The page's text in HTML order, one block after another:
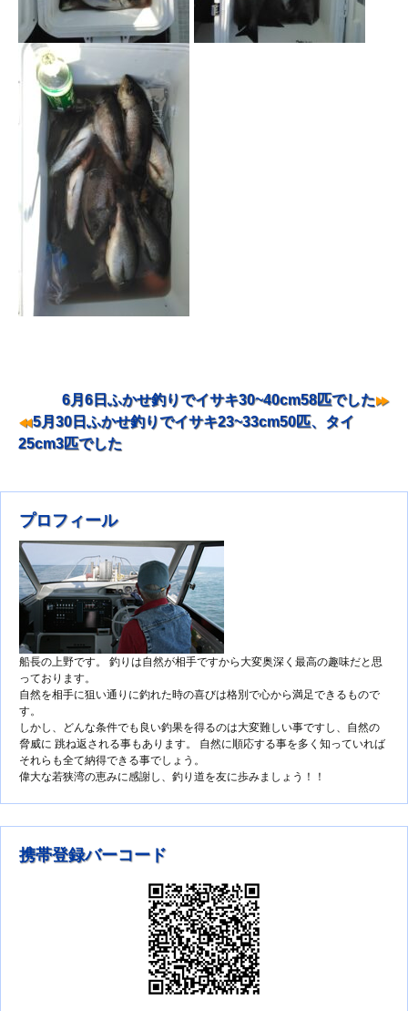
ナビゲーション
6月6日ふかせ釣りでイサキ30~40cm58匹でした
5月30日ふかせ釣りでイサキ23~33cm50匹、タイ
25cm3匹でした
プロフィール
船長の上野です。 釣りは自然が相手ですから大変奥深く最高の趣味だと思
っております。
自然を相手に狙い通りに釣れた時の喜びは格別で心から満足できるもので
す。
しかし、どんな条件でも良い釣果を得るのは大変難しい事ですし、自然の
脅威に 跳ね返される事もあります。 自然に順応する事を多く知っていれば
それらも全て納得できる事でしょう。
偉大な若狭湾の恵みに感謝し、釣り道を友に歩みましょう！！
携帯登録バーコード